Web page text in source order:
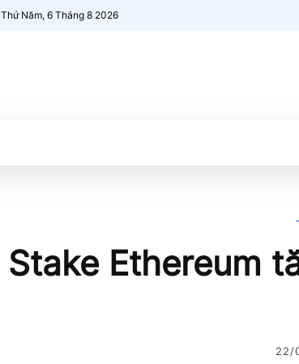
Thứ Năm, 6 Tháng 8 2026
Stake Ethereum
22/